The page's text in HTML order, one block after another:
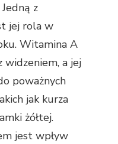
z
jej rola w
Witamina A
widzeniem, a jej
poważnych
jak kurza
żółtej.
jest wpływ